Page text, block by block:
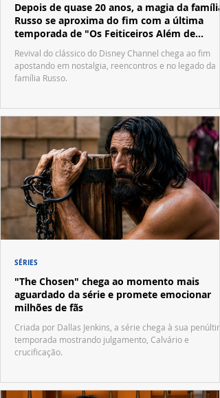
Depois de quase 20 anos, a magia da família
Russo se aproxima do fim com a última
temporada de "Os Feiticeiros Além de
Waverly Place"
Revival do clássico do Disney Channel chega ao fim
apostando em nostalgia, reencontros e no legado da
família Russo.
"The Chosen" chega ao momento mais
aguardado da série e promete emocionar
milhões de fãs
Criada por Dallas Jenkins, a série chega à sua
temporada mostrando julgamento, Calvário e
crucificação.
SÉRIES